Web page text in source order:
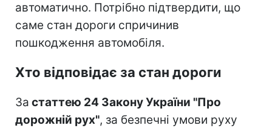
автоматично. Потрібно підтвердити, що
саме стан дороги спричинив
пошкодження автомобіля.
Хто відповідає за стан дороги
За статтею 24 Закону України "Про
дорожній рух", за безпечні умови руху